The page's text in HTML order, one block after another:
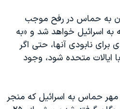
به حماس در رفح موجب
به اسرائیل خواهد شد و «به
برای نابودی آنها، حتی اگر
ایالات متحده شود، وجود
پس از حمله تروریستی ۱۵ مهر حماس به اسرائیل که منجر